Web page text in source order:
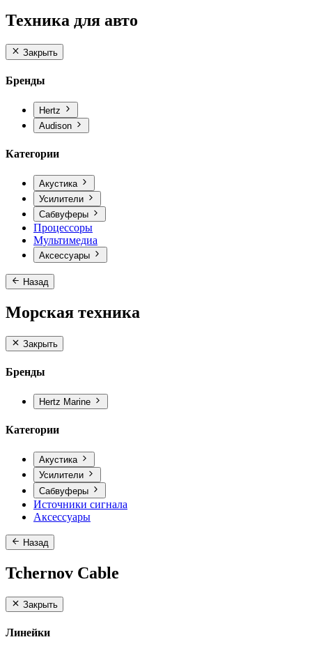
Техника для авто
Закрыть
Бренды
Hertz
Audison
Категории
Акустика
Усилители
Сабвуферы
Процессоры
Мультимедиа
Аксессуары
Назад
Морская техника
Закрыть
Бренды
Hertz Marine
Категории
Акустика
Усилители
Сабвуферы
Источники сигнала
Аксессуары
Назад
Tchernov Cable
Закрыть
Линейки